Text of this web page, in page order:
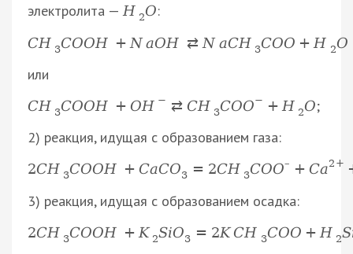
электролита —H 2O:
CH 3COOH + NaOH ⇄ N aCH 3COO + H 2O
или
CH 3COOH + OH − ⇄ CH 3COO− + H 2O;
2) реакция, идущая с образованием газа:
2CH 3COOH + CaCO3 = 2CH 3COO– + Ca2 +
3) реакция, идущая с образованием осадка:
2CH 3COOH + K 2SiO3 = 2K CH 3COO + H 2S